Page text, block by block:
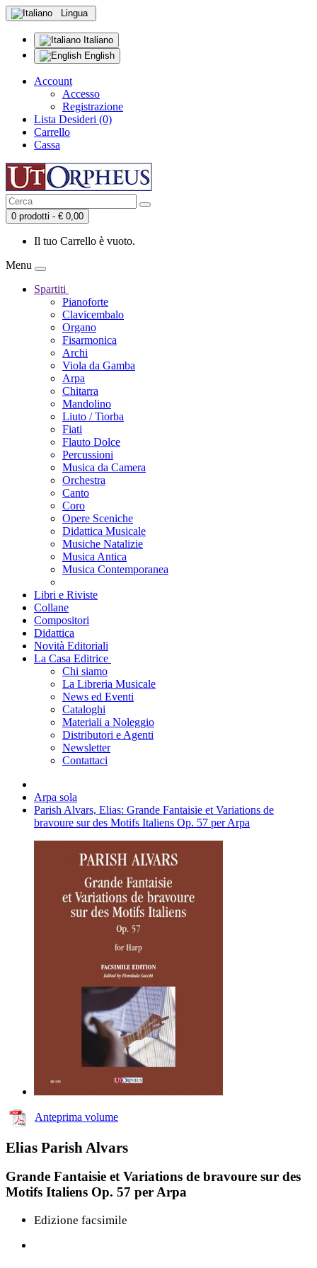
Lingua
Italiano
English
Account
Accesso
Registrazione
Lista Desideri (0)
Carrello
Cassa
0 prodotti - € 0,00
Il tuo Carrello è vuoto.
Menu
Spartiti
Pianoforte
Clavicembalo
Organo
Fisarmonica
Archi
Viola da Gamba
Arpa
Chitarra
Mandolino
Liuto / Tiorba
Fiati
Flauto Dolce
Percussioni
Musica da Camera
Orchestra
Canto
Coro
Opere Sceniche
Didattica Musicale
Musiche Natalizie
Musica Antica
Musica Contemporanea
Libri e Riviste
Collane
Compositori
Didattica
Novità Editoriali
La Casa Editrice
Chi siamo
La Libreria Musicale
News ed Eventi
Cataloghi
Materiali a Noleggio
Distributori e Agenti
Newsletter
Contattaci
Arpa sola
Parish Alvars, Elias: Grande Fantaisie et Variations de
bravoure sur des Motifs Italiens Op. 57 per Arpa
Anteprima volume
Elias Parish Alvars
Grande Fantaisie et Variations de bravoure sur des
Motifs Italiens Op. 57 per Arpa
Edizione facsimile